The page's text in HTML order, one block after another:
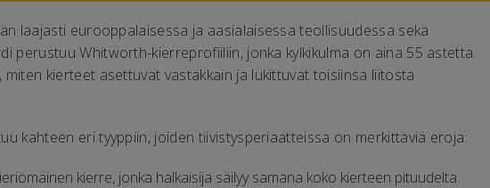
laajasti eurooppalaisessa ja aasialaisessa teollisuudessa sekä
perustuu Whitworth-kierreprofiiliin, jonka kylkikulma on aina 55 astetta.
miten kierteet asettuvat vastakkain ja lukittuvat toisiinsa liitosta
kahteen eri tyyppiin, joiden tiivistysperiaatteissa on merkittäviä eroja:
kierre, jonka halkaisija säilyy samana koko kierteen pituudelta.